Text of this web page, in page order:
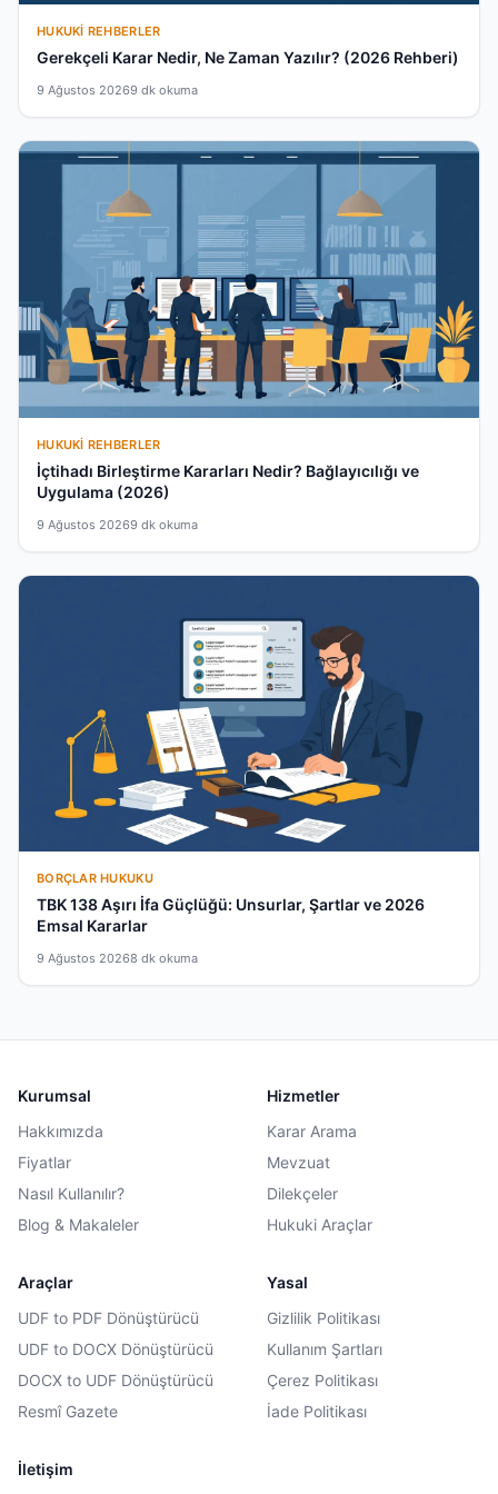
HUKUKI REHBERLER
Gerekçeli Karar Nedir, Ne Zaman Yazılır? (2026 Rehberi)
9 Ağustos 20269 dk okuma
HUKUKI REHBERLER
İçtihadı Birleştirme Kararları Nedir? Bağlayıcılığı ve
Uygulama (2026)
9 Ağustos 20269 dk okuma
BORÇLAR HUKUKU
TBK 138 Aşırı İfa Güçlüğü: Unsurlar, Şartlar ve 2026
Emsal Kararlar
9 Ağustos 20268 dk okuma
Kurumsal
Hakkımızda
Fiyatlar
Nasıl Kullanılır?
Blog & Makaleler
Hizmetler
Karar Arama
Mevzuat
Dilekçeler
Hukuki Araçlar
Araçlar
UDF to PDF Dönüştürücü
UDF to DOCX Dönüştürücü
DOCX to UDF Dönüştürücü
Resmî Gazete
Yasal
Gizlilik Politikası
Kullanım Şartları
Çerez Politikası
İade Politikası
İletişim